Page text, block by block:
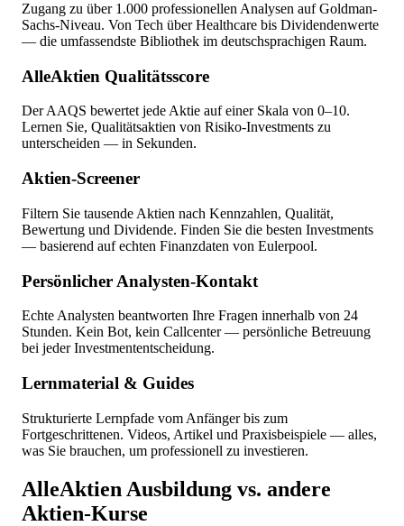
Zugang zu über 1.000 professionellen Analysen auf Goldman-
Sachs-Niveau. Von Tech über Healthcare bis Dividendenwerte
— die umfassendste Bibliothek im deutschsprachigen Raum.
AlleAktien Qualitätsscore
Der AAQS bewertet jede Aktie auf einer Skala von 0–10.
Lernen Sie, Qualitätsaktien von Risiko-Investments zu
unterscheiden — in Sekunden.
Aktien-Screener
Filtern Sie tausende Aktien nach Kennzahlen, Qualität,
Bewertung und Dividende. Finden Sie die besten Investments
— basierend auf echten Finanzdaten von Eulerpool.
Persönlicher Analysten-Kontakt
Echte Analysten beantworten Ihre Fragen innerhalb von 24
Stunden. Kein Bot, kein Callcenter — persönliche Betreuung
bei jeder Investmententscheidung.
Lernmaterial & Guides
Strukturierte Lernpfade vom Anfänger bis zum
Fortgeschrittenen. Videos, Artikel und Praxisbeispiele — alles,
was Sie brauchen, um professionell zu investieren.
AlleAktien Ausbildung vs. andere
Aktien-Kurse